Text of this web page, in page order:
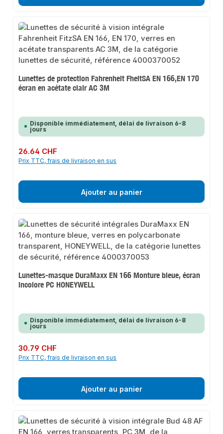
Lunettes de protection Fahrenheit FheitSA EN 166,EN 170
écran en acétate clair AC 3M
Disponible immédiatement, délai de livraison 6-8
jours
Prix régulier :
26.64 CHF
Prix TTC, frais de livraison en sus
Ajouter au panier
Lunettes-masque DuraMaxx EN 166 Monture bleue, écran
incolore PC HONEYWELL
Disponible immédiatement, délai de livraison 6-8
jours
Prix régulier :
30.79 CHF
Prix TTC, frais de livraison en sus
Ajouter au panier